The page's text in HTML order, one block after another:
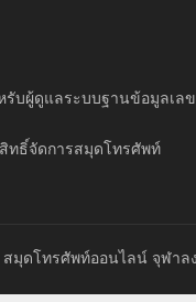
รับผู้ดูแลระบบฐานข้อมูลเล
ทธิ์จัดการสมุดโทรศัพท์
สมุดโทรศัพท์ออนไลน์ จุฬาล